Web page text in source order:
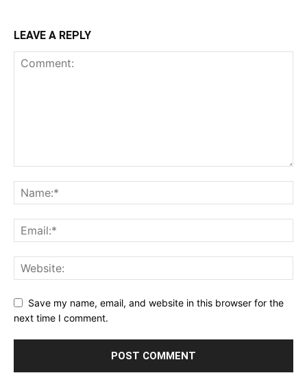
LEAVE A REPLY
Save my name, email, and website in this browser for the
next time I comment.